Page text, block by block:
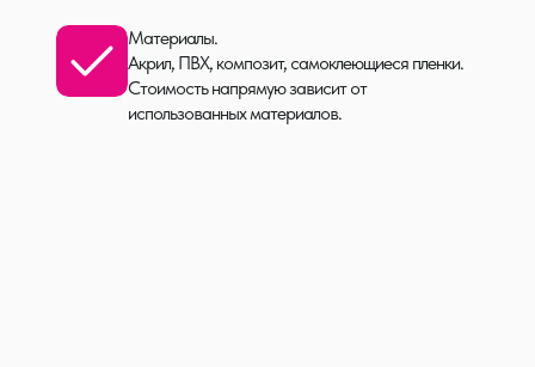
Материалы.
Акрил, ПВХ, композит, самоклеющиеся пленки.
Стоимость напрямую зависит от
использованных материалов.